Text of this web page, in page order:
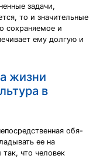
задачи,
то и значительные
сохраняемое и
ему долгую и
жизни
в
обя-
ее на
что человек